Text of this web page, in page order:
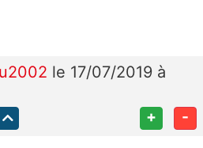
le 17/07/2019 à
+ -